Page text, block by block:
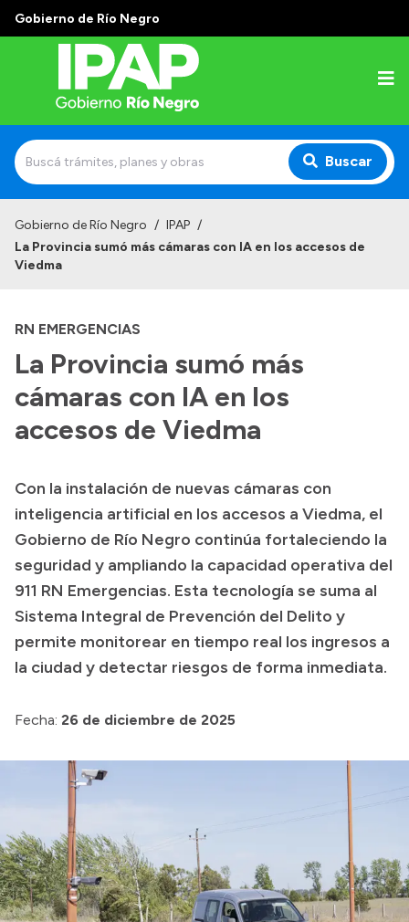
Gobierno de Río Negro
Buscar
Institucional
Autoridades
Alumnos
Docentes y Capacitadores
Accesos directos
SIU GUARANÍ
SECUNDARIO
TECNICATURAS
CAPACITACIONES
Gobierno de Río Negro / IPAP /
La Provincia sumó más cámaras con IA en los accesos de
Viedma
RN EMERGENCIAS
La Provincia sumó más
cámaras con IA en los
accesos de Viedma
Con la instalación de nuevas cámaras con
inteligencia artificial en los accesos a Viedma, el
Gobierno de Río Negro continúa fortaleciendo la
seguridad y ampliando la capacidad operativa del
911 RN Emergencias. Esta tecnología se suma al
Sistema Integral de Prevención del Delito y
permite monitorear en tiempo real los ingresos a
la ciudad y detectar riesgos de forma inmediata.
Fecha: 26 de diciembre de 2025